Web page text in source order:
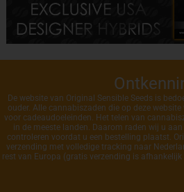
De website van Original Sensible Seeds is
ouder. Alle cannabiszaden die op deze
voor cadeaudoeleinden. Het telen van
in de meeste landen. Daarom raden wij u
controleren voordat u een bestelling plaatst.
verzending met volledige tracking naar
rest van Europa (gratis verzending is